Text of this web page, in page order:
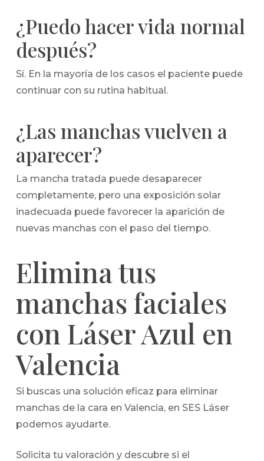
¿Puedo hacer vida normal
después?
Sí. En la mayoría de los casos el paciente puede
continuar con su rutina habitual.
¿Las manchas vuelven a
aparecer?
La mancha tratada puede desaparecer
completamente, pero una exposición solar
inadecuada puede favorecer la aparición de
nuevas manchas con el paso del tiempo.
Elimina tus
manchas faciales
con Láser Azul en
Valencia
Si buscas una solución eficaz para eliminar
manchas de la cara en Valencia, en SES Láser
podemos ayudarte.
Solicita tu valoración y descubre si el